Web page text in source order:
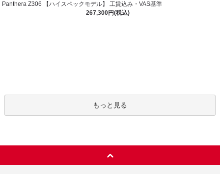
Panthera Z306 【ハイスペックモデル】 工賃込み・VAS基準
267,300円(税込)
もっと見る